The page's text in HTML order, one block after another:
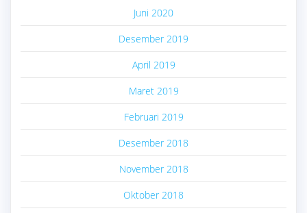
Juni 2020
Desember 2019
April 2019
Maret 2019
Februari 2019
Desember 2018
November 2018
Oktober 2018